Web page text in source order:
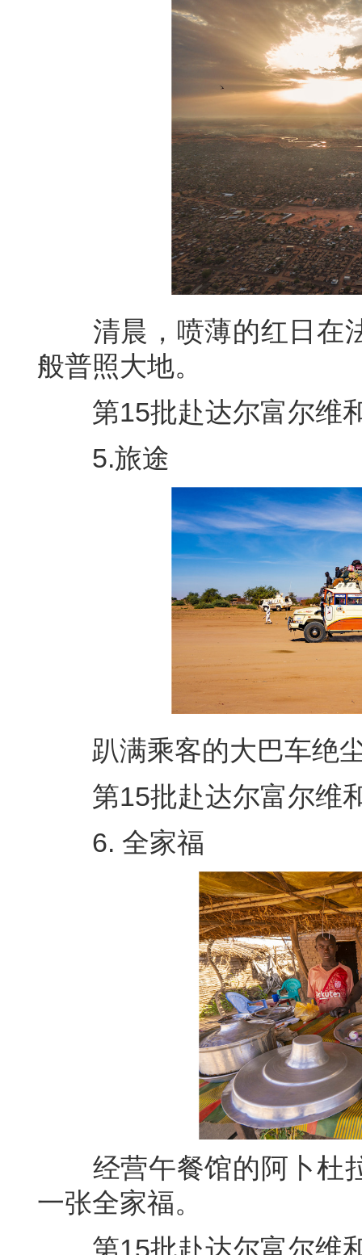
清晨，喷薄的红日在法
般普照大地。
第15批赴达尔富尔维
5.旅途
趴满乘客的大巴车绝尘
第15批赴达尔富尔维
6. 全家福
经营午餐馆的阿卜杜拉
一张全家福。
第15批赴达尔富尔维